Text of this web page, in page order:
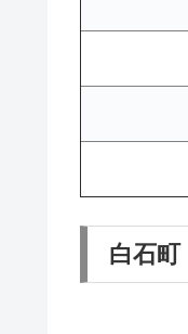
白石町